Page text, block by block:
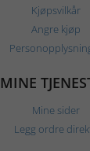
Kjøpsvilkår
Angre kjøp
MINE
Mine sider
Legg ordre